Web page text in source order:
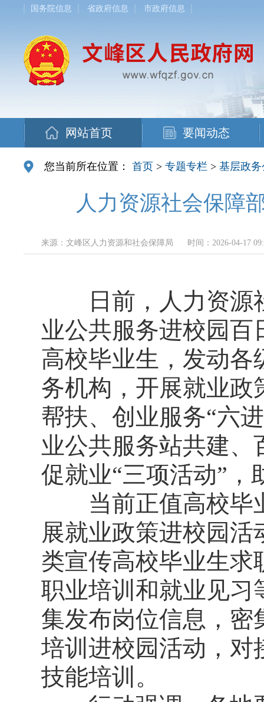
国务院信息 省政府信息 市政府信息
网站首页 要闻动态
您当前所在位置： 首页 > 专题专栏 > 基层政
人力资源社会保障
来源：文峰区人力资源和社会保障局 时间：2026-04-17
日前，人力资源社
业公共服务进校园百
高校毕业生，发动各
务机构，开展就业政
帮扶、创业服务“六
业公共服务站共建、
促就业“三项活动”
当前正值高校毕业
展就业政策进校园
类宣传高校毕业生求
职业培训和就业见习
集发布岗位信息，密
培训进校园活动，对
技能培训。